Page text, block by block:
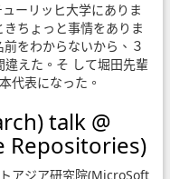
ーリッヒ大学にありま
ちょっと事情をありま
をわからないから、３
えた。そ して堀田先輩
代表になった。
talk @
Repositories)
アジア研究院(MicroSoft